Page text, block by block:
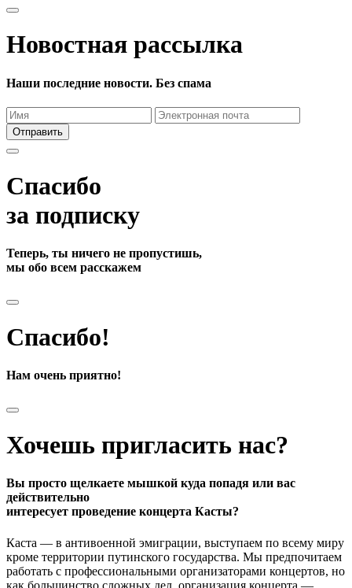
Новостная рассылка
Наши последние новости. Без спама
Отправить
Спасибо
за подписку
Теперь, ты ничего не пропустишь,
мы обо всем расскажем
Спасибо!
Нам очень приятно!
Хочешь пригласить нас?
Вы просто щелкаете мышкой куда попадя или вас
действительно
интересует проведение концерта Касты?
Каста — в антивоенной эмиграции, выступаем по всему миру
кроме территории путинского государства. Мы предпочитаем
работать с профессиональными организаторами концертов, но
как большинство сложных дел, организация концерта —